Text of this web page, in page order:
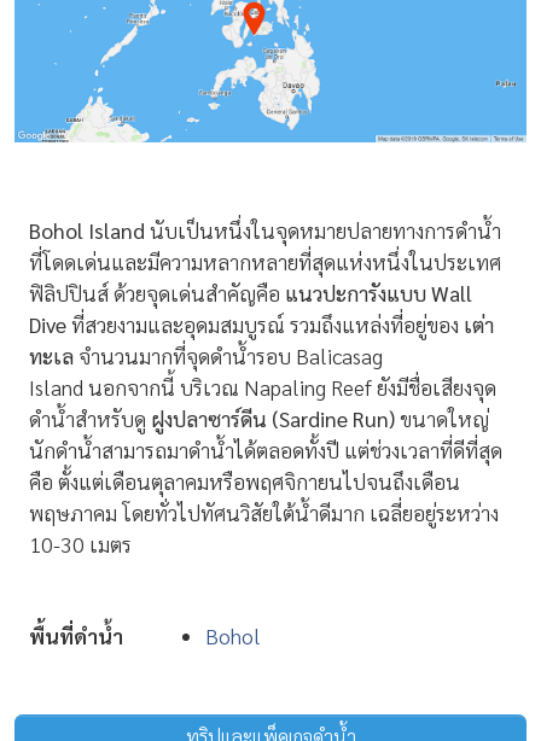
Bohol Island นับเป็นหนึ่งในจุดหมายปลายทางการดำน้ำ
ที่โดดเด่นและมีความหลากหลายที่สุดแห่งหนึ่งในประเทศ
ฟิลิปปินส์ ด้วยจุดเด่นสำคัญคือ แนวปะการังแบบ Wall
Diveที่สวยงามและอุดมสมบูรณ์ รวมถึงแหล่งที่อยู่ของ เต่า
ทะเล จำนวนมากที่จุดดำน้ำรอบ Balicasag
Island นอกจากนี้ บริเวณ Napaling Reef ยังมีชื่อเสียงจุด
ดำน้ำสำหรับดู ฝูงปลาซาร์ดีน (Sardine Run)ขนาดใหญ่
นักดำน้ำสามารถมาดำน้ำได้ตลอดทั้งปี แต่ช่วงเวลาที่ดีที่สุด
คือ ตั้งแต่เดือนตุลาคมหรือพฤศจิกายนไปจนถึงเดือน
พฤษภาคม โดยทั่วไปทัศนวิสัยใต้น้ำดีมาก เฉลี่ยอยู่ระหว่าง
10-30 เมตร
พื้นที่ดำน้ำ Bohol